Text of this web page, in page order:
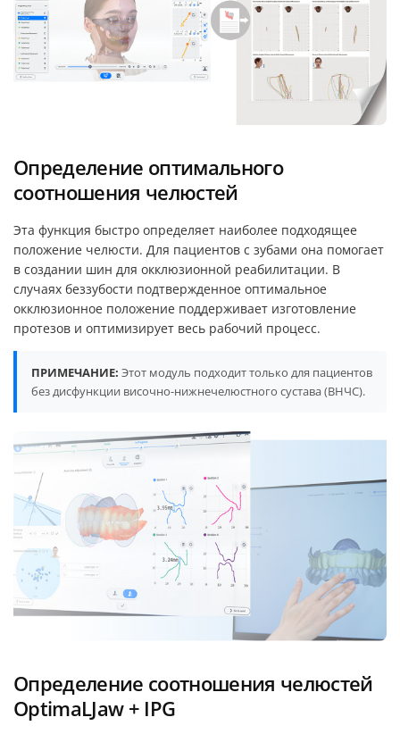
Определение оптимального
соотношения челюстей
Эта функция быстро определяет наиболее подходящее
положение челюсти. Для пациентов с зубами она помогает
в создании шин для окклюзионной реабилитации. В
случаях беззубости подтвержденное оптимальное
окклюзионное положение поддерживает изготовление
протезов и оптимизирует весь рабочий процесс.
ПРИМЕЧАНИЕ: Этот модуль подходит только для пациентов
без дисфункции височно-нижнечелюстного сустава (ВНЧС).
Определение соотношения челюстей
OptimaLJaw + IPG